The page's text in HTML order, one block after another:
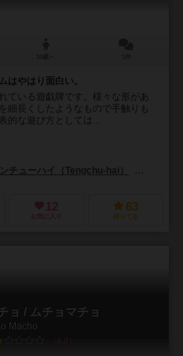
はやはり面白い。
ている遊戯牌です。様々な形があ
細長くしたようなもので手触りも
的な遊び方としては...
ンチューハイ（Tengchu-hai）
12
お気に入り
63
持ってる
ョ / ムチョマチョ
Macho
6.0